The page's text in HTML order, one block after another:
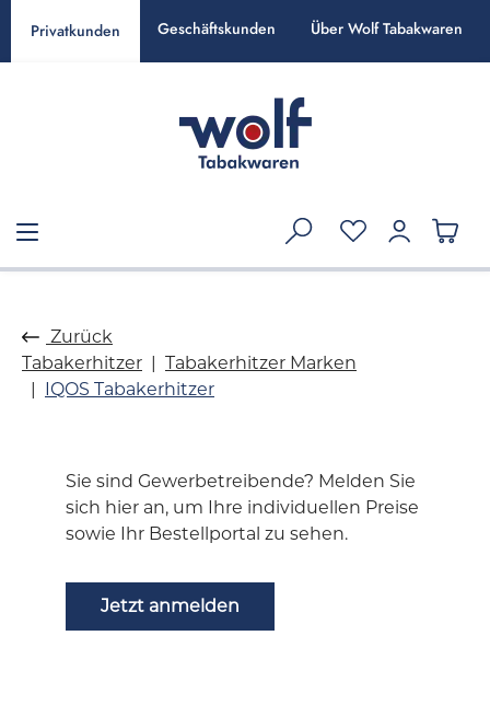
springen
Privatkunden Geschäftskunden Über Wolf Tabakwaren
Zurück
Tabakerhitzer
Tabakerhitzer Marken
IQOS Tabakerhitzer
Sie sind Gewerbetreibende? Melden Sie
sich hier an, um Ihre individuellen Preise
sowie Ihr Bestellportal zu sehen.
Jetzt anmelden